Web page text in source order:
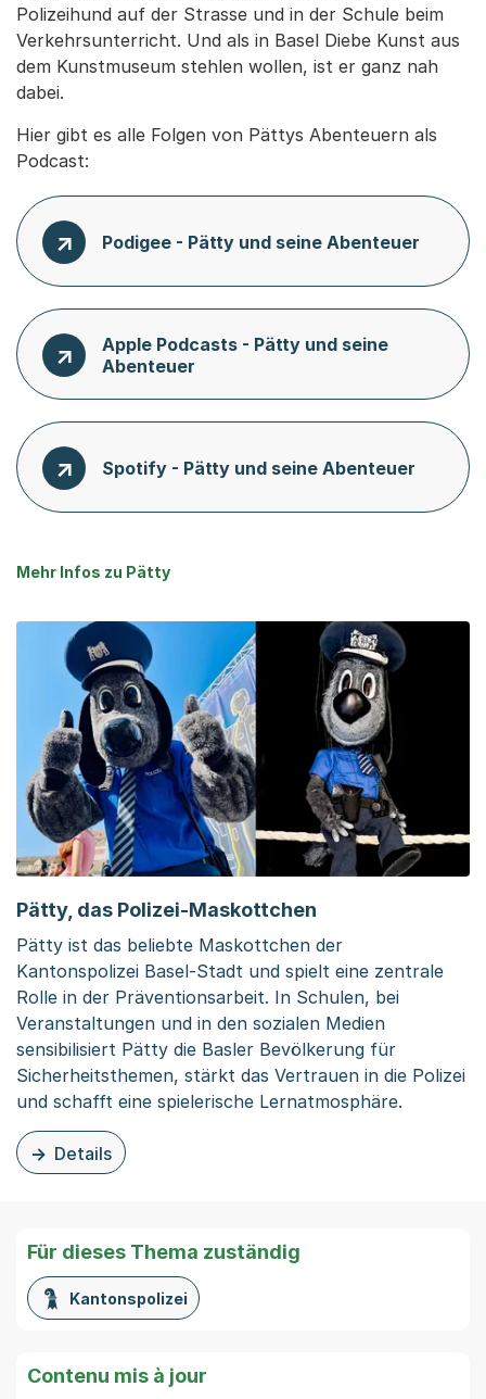
Polizeihund auf der Strasse und in der Schule beim
Verkehrsunterricht. Und als in Basel Diebe Kunst aus
dem Kunstmuseum stehlen wollen, ist er ganz nah
dabei.
Hier gibt es alle Folgen von Pättys Abenteuern als
Podcast:
Podigee - Pätty und seine Abenteuer
Apple Podcasts - Pätty und seine
Abenteuer
Spotify - Pätty und seine Abenteuer
Mehr Infos zu Pätty
Pätty, das Polizei-Maskottchen
Pätty ist das beliebte Maskottchen der
Kantonspolizei Basel-Stadt und spielt eine zentrale
Rolle in der Präventionsarbeit. In Schulen, bei
Veranstaltungen und in den sozialen Medien
sensibilisiert Pätty die Basler Bevölkerung für
Sicherheitsthemen, stärkt das Vertrauen in die Polizei
und schafft eine spielerische Lernatmosphäre.
Details
zu dieser News: Pätty, das Polizei-Maskottchen
Für dieses Thema zuständig
Kantonspolizei
Contenu mis à jour